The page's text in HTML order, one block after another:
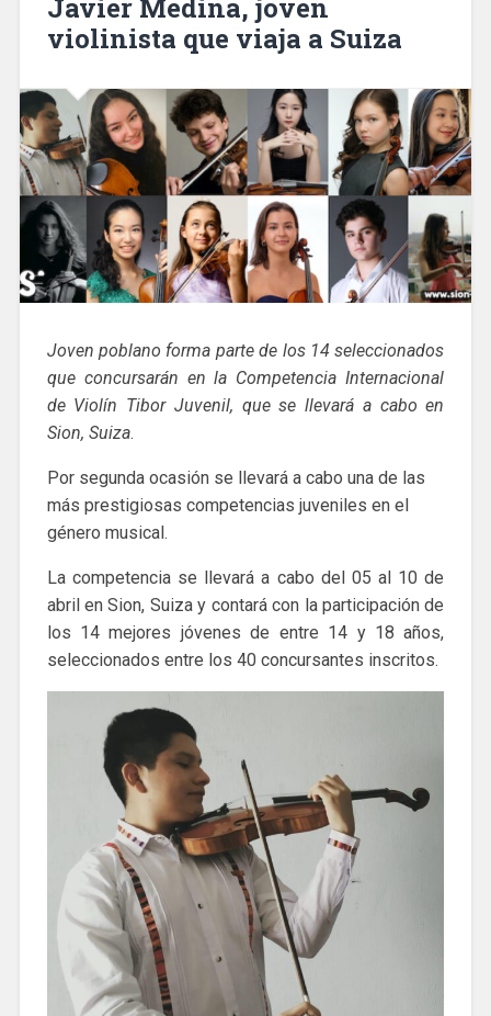
Javier Medina, joven
violinista que viaja a Suiza
Joven poblano forma parte de los 14 seleccionados
que concursarán en la Competencia Internacional
de Violín Tibor Juvenil, que se llevará a cabo en
Sion, Suiza.
Por segunda ocasión se llevará a cabo una de las
más prestigiosas competencias juveniles en el
género musical.
La competencia se llevará a cabo del 05 al 10 de
abril en Sion, Suiza y contará con la participación de
los 14 mejores jóvenes de entre 14 y 18 años,
seleccionados entre los 40 concursantes inscritos.